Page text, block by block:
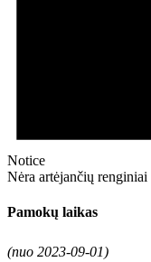
Notice
Nėra artėjančių renginiai
Pamokų laikas
(nuo 2023-09-01)